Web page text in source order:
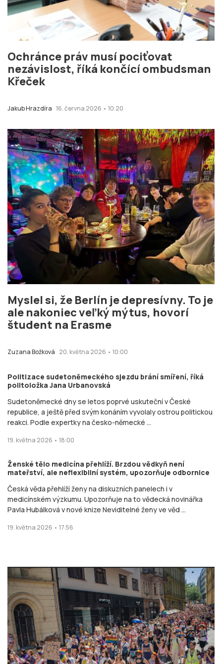
Ochránce práv musí pociťovat
nezávislost, říká končící ombudsman
Křeček
Jakub Hrazdíra 16. června 2026 • 10:20
Myslel si, že Berlín je depresívny. To je
ale nakoniec veľký mýtus, hovorí
študent na Erasme
Zuzana Božková 20. května 2026 • 10:00
Politizace sudetoněmeckého sjezdu brání smíření, říká
politoložka Jana Urbanovská
Sudetoněmecké dny se letos poprvé uskuteční v České
republice, a ještě před svým konáním vyvolaly ostrou politickou
reakci. Podle expertky na česko-německé ...
19. května 2026 • 18:00
Ženské tělo medicína přehlíží. Brzdou vědkyň není
mateřství, ale neflexibilní systém, upozorňuje odbornice
Česká věda přehlíží ženy na diskuzních panelech i v
medicínském výzkumu. Upozorňuje na to vědecká novinářka
Pavla Hubálková v nové knize Neviditelné ženy ve věd ...
19. května 2026 • 17:56